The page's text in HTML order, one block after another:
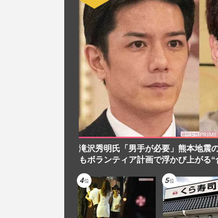
滝沢秀明氏「男手が必要」熊本地震
もボランティア計画で浮かび上がる